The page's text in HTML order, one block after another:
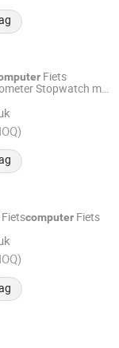
Fiets
Stopwatch met
computer Fiets